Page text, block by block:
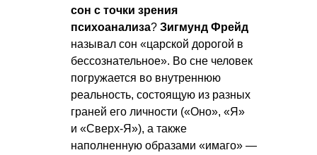
сон с точки зрения
психоанализа? Зигмунд Фрейд
называл сон «царской дорогой в
бессознательное». Во сне человек
погружается во внутреннюю
реальность, состоящую из разных
граней его личности («Оно», «Я»
и «Сверх-Я»), а также
наполненную образами «имаго» —